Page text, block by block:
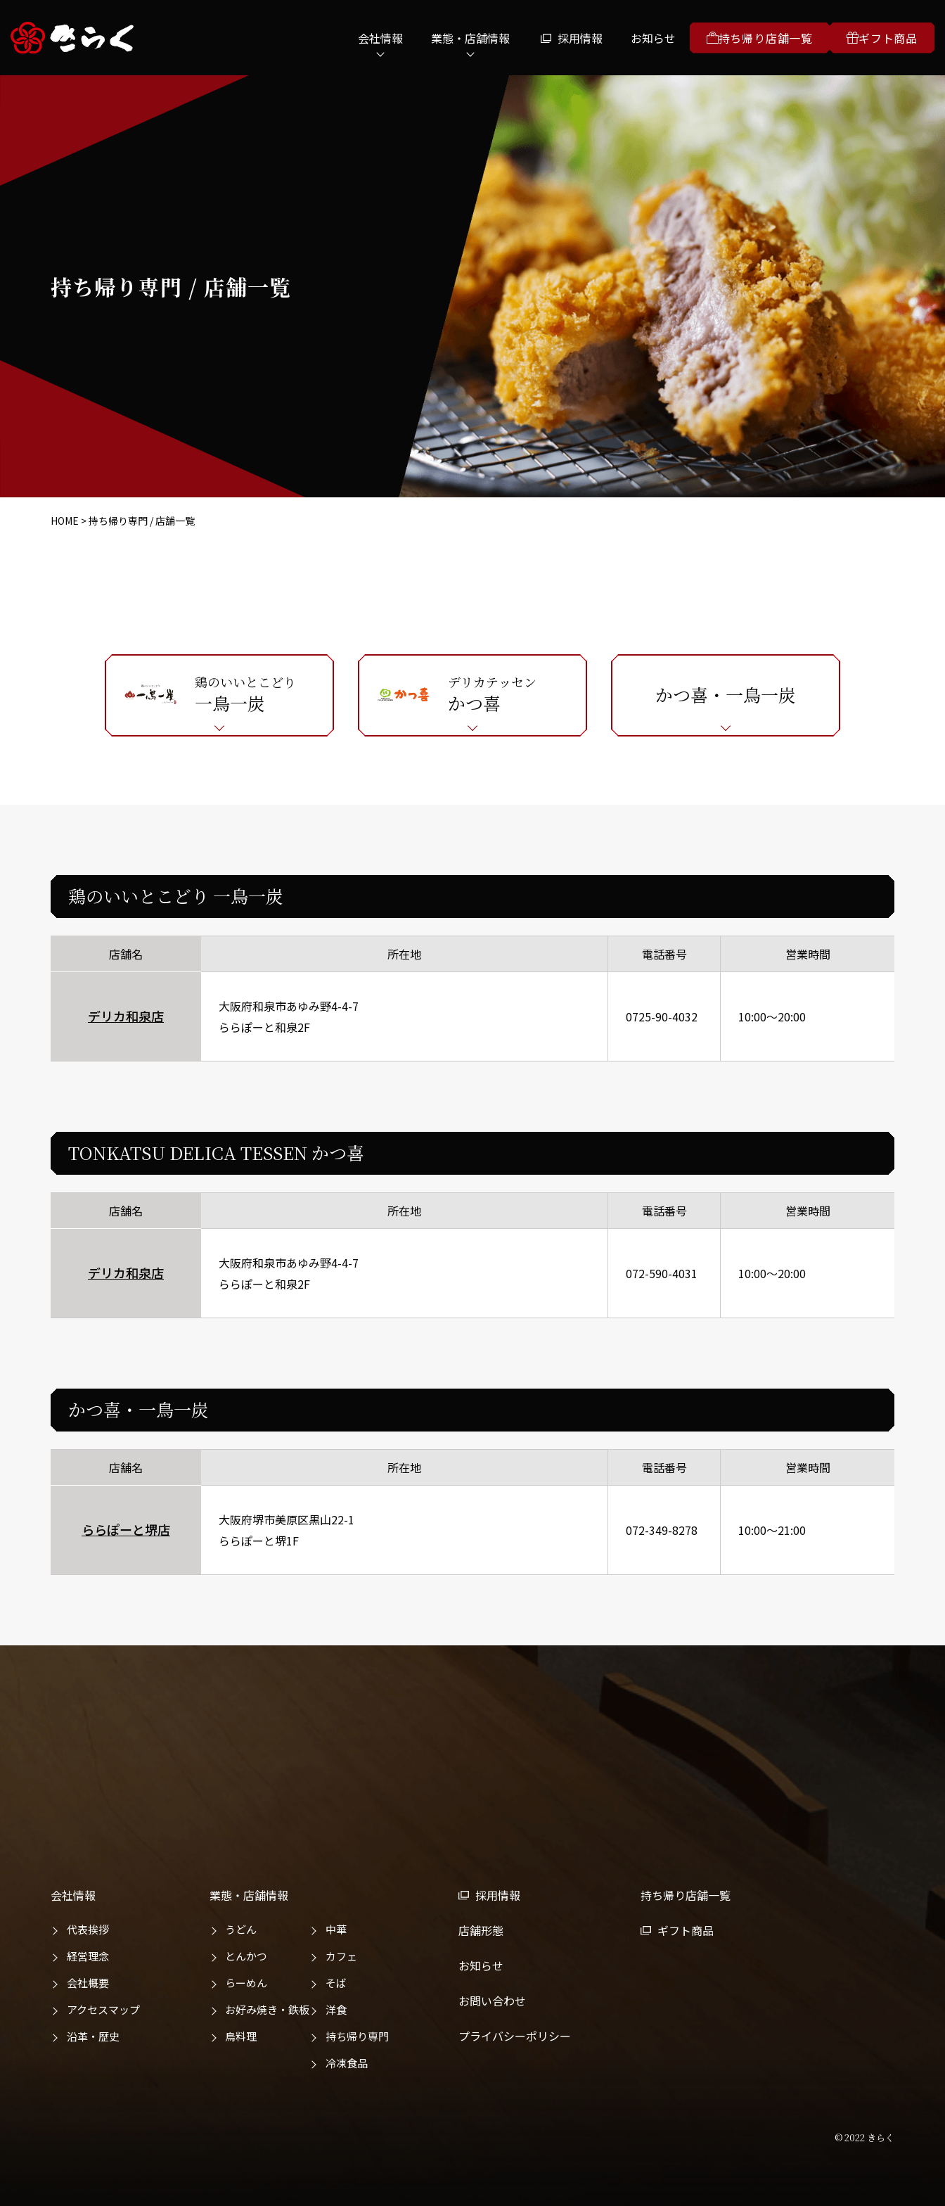
会社情報 業態・店舗情報 採用情報 お知らせ 持ち帰り店舗一覧 ギフト商品
持ち帰り専門 / 店舗一覧
HOME >持ち帰り専門 /店舗一覧
鶏のいいとこどり
一鳥一炭
デリカテッセン
かつ喜 かつ喜・一鳥一炭
鶏のいいとこどり 一鳥一炭
店舗名 所在地 電話番号 営業時間
デリカ和泉店
大阪府和泉市あゆみ野4-4-7
ららぽーと和泉2F
0725-90-4032 10:00～20:00
TONKATSU DELICA TESSEN かつ喜
店舗名 所在地 電話番号 営業時間
デリカ和泉店
大阪府和泉市あゆみ野4-4-7
ららぽーと和泉2F
072-590-4031 10:00～20:00
かつ喜・一鳥一炭
店舗名 所在地 電話番号 営業時間
ららぽーと堺店
大阪府堺市美原区黒山22-1
ららぽーと堺1F
072-349-8278 10:00～21:00
会社情報
代表挨拶
経営理念
会社概要
アクセスマップ
沿革・歴史
業態・店舗情報
うどん
とんかつ
らーめん
お好み焼き・鉄板
鳥料理
中華
カフェ
そば
洋食
持ち帰り専門
冷凍食品
採用情報
店舗形態
お知らせ
お問い合わせ
プライバシーポリシー
持ち帰り店舗一覧
ギフト商品
© 2022 きらく